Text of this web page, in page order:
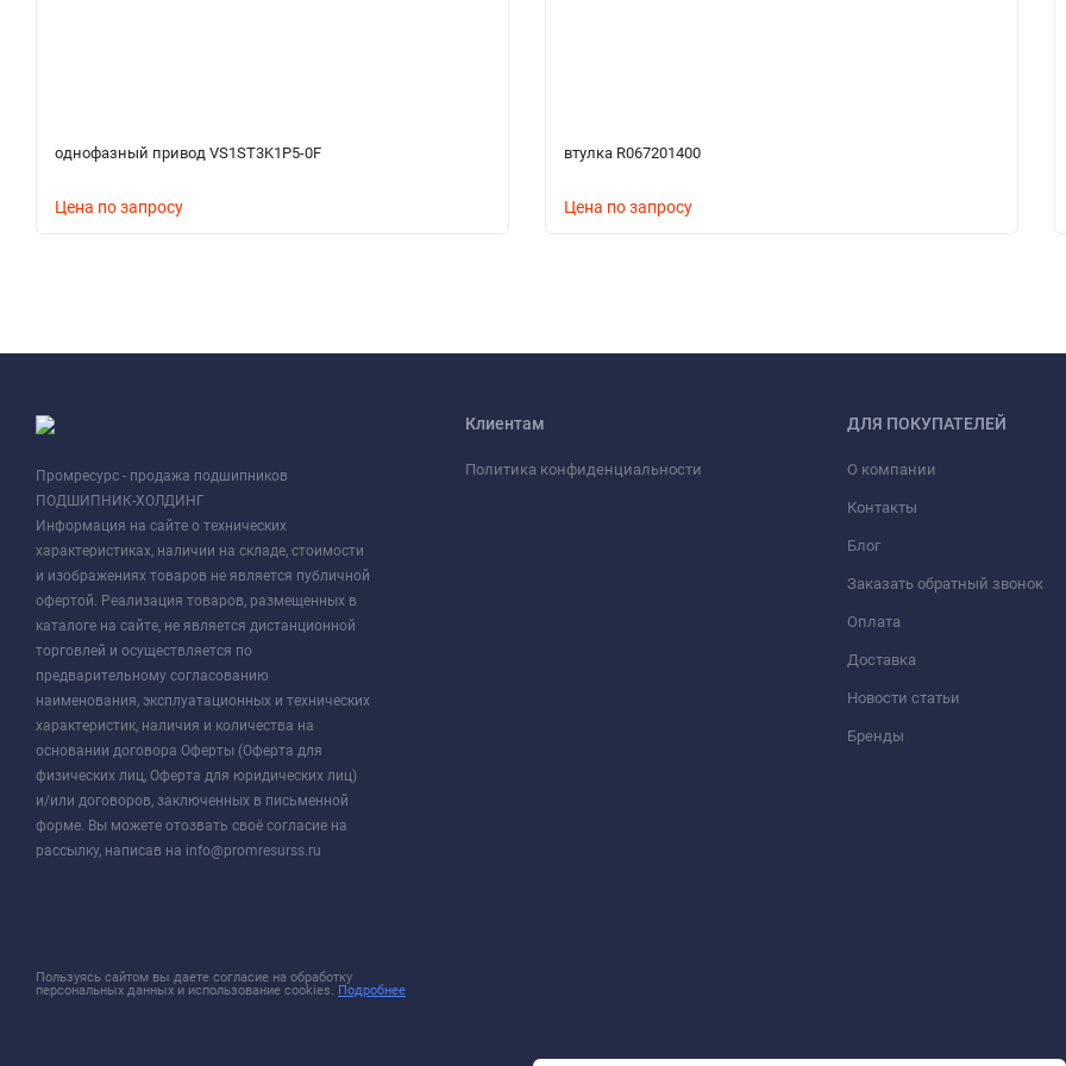
однофазный привод VS1ST3K1P5-0F
Цена по запросу
втулка R067201400
Цена по запросу
Промресурс - продажа подшипников
ПОДШИПНИК-ХОЛДИНГ
Информация на сайте о технических
характеристиках, наличии на складе, стоимости
и изображениях товаров не является публичной
офертой. Реализация товаров, размещенных в
каталоге на сайте, не является дистанционной
торговлей и осуществляется по
предварительному согласованию
наименования, эксплуатационных и технических
характеристик, наличия и количества на
основании договора Оферты (Оферта для
физических лиц, Оферта для юридических лиц)
и/или договоров, заключенных в письменной
форме. Вы можете отозвать своё согласие на
рассылку, написав на info@promresurss.ru
Пользуясь сайтом вы даете согласие на обработку
персональных данных и использование cookies. Подробнее
Клиентам
Политика конфиденциальности
ДЛЯ ПОКУПАТЕЛЕЙ
О компании
Контакты
Блог
Заказать обратный звонок
Оплата
Доставка
Новости статьи
Бренды